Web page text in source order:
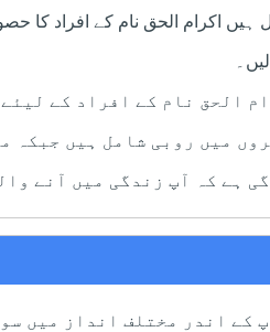
ہیں اکرام الحق نام کے افراد کا
الحق نام کے افراد کے
میں روبی شامل ہیں جبکہ
ہے کہ آپ زندگی میں آنے
کے اندر مختلف انداز میں